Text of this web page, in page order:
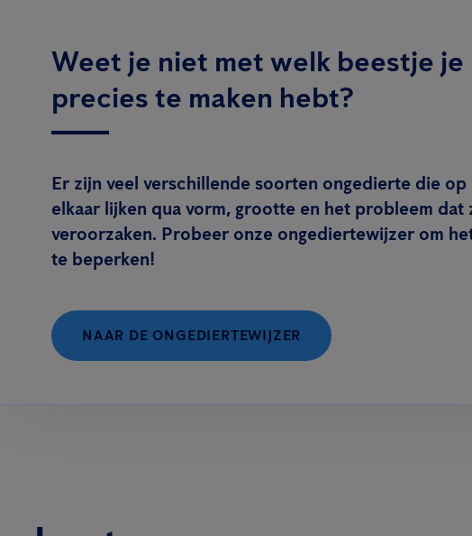
Weet je niet met welk beestje je
precies te maken hebt?
Er zijn veel verschillende soorten ongedierte die op
elkaar lijken qua vorm, grootte en het probleem dat
veroorzaken. Probeer onze ongediertewijzer om
te beperken!
NAAR DE ONGEDIERTEWIJZER